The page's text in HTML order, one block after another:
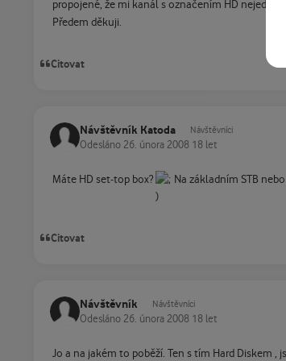
propojené, že mi kanál s označením HD nejede?
Předem děkuji.
Citovat
Návštěvník Katoda Návštěvníci
Odesláno 26. února 2008 18 let
Máte HD set-top box? Na základním STB
Citovat
Návštěvník Návštěvníci
Odesláno 26. února 2008 18 let
Jo a na jakém to poběží. Ten s tím Hard Diskem